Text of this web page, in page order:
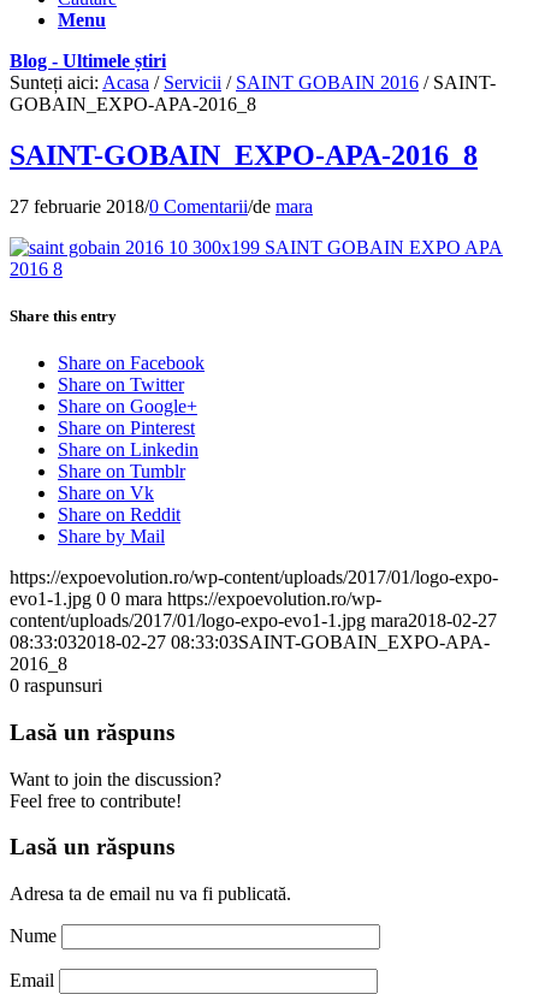
Menu
Blog - Ultimele știri
Sunteți aici: Acasa / Servicii / SAINT GOBAIN 2016 / SAINT-
GOBAIN_EXPO-APA-2016_8
SAINT-GOBAIN_EXPO-APA-2016_8
27 februarie 2018/0 Comentarii/de mara
Share this entry
Share on Facebook
Share on Twitter
Share on Google+
Share on Pinterest
Share on Linkedin
Share on Tumblr
Share on Vk
Share on Reddit
Share by Mail
https://expoevolution.ro/wp-content/uploads/2017/01/logo-expo-
evo1-1.jpg 0 0 mara https://expoevolution.ro/wp-
content/uploads/2017/01/logo-expo-evo1-1.jpg mara2018-02-27
08:33:032018-02-27 08:33:03SAINT-GOBAIN_EXPO-APA-
2016_8
0 raspunsuri
Lasă un răspuns
Want to join the discussion?
Feel free to contribute!
Lasă un răspuns
Adresa ta de email nu va fi publicată.
Nume
Email